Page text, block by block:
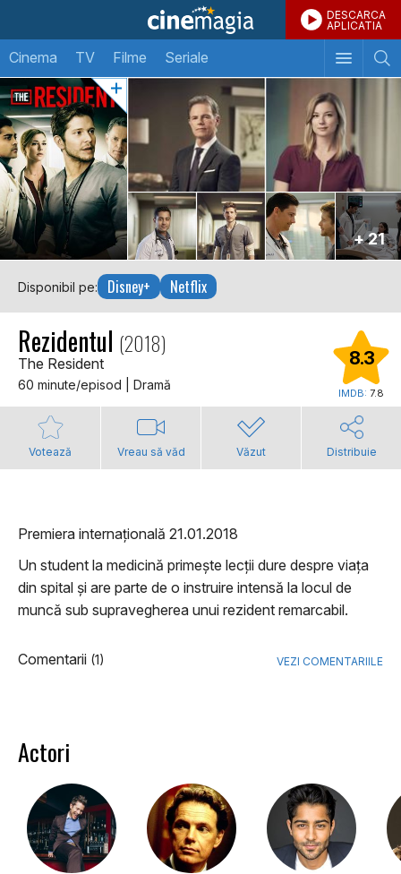
DESCARCA
APLICATIA
Cinema TV Filme Seriale
+ 21
Disponibil pe: Disney+ Netflix
Rezidentul (2018)
The Resident
60 minute/episod | Dramă
8.3
IMDB: 7.8
Votează Vreau să văd Văzut Distribuie
Premiera internațională 21.01.2018
Un student la medicină primește lecții dure despre viața
din spital și are parte de o instruire intensă la locul de
muncă sub supravegherea unui rezident remarcabil.
Comentarii (1) VEZI COMENTARIILE
Actori